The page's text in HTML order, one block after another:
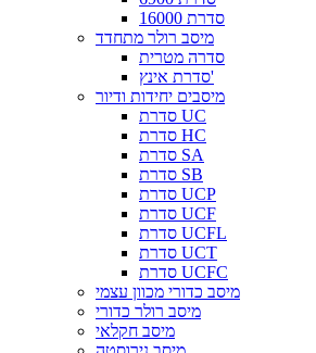
סדרת 16000
מיסב רולר מתחדד
סדרה מטרית
סדרת אינץ'
מיסבים יחידות ודיור
סדרת UC
סדרת HC
סדרת SA
סדרת SB
סדרת UCP
סדרת UCF
סדרת UCFL
סדרת UCT
סדרת UCFC
מיסב כדורי מכוון עצמי
מיסב רולר כדורי
מיסב חקלאי